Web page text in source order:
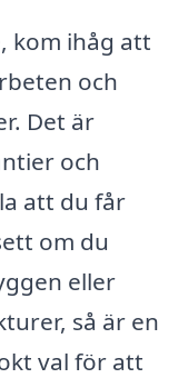
kom ihåg att
och
Det är
och
att du får
om du
eller
så är en
val för att